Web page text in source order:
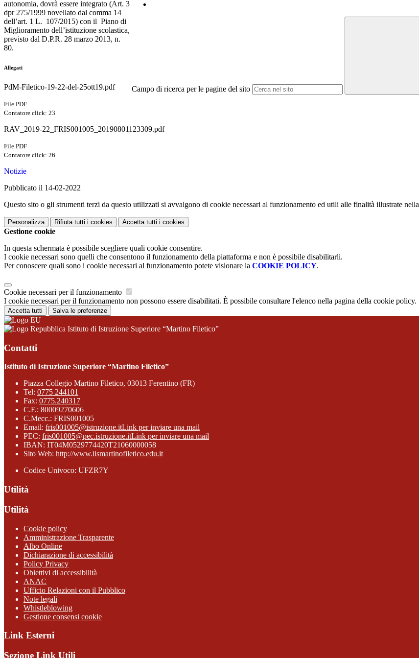
Campo di ricerca per le pagine del sito
autonomia, dovrà essere integrato (Art. 3
dpr 275/1999 novellato dal comma 14
dell’art. 1 L. 107/2015) con il Piano di
Miglioramento dell’istituzione scolastica,
previsto dal D.P.R. 28 marzo 2013, n.
80.
Allegati
PdM-Filetico-19-22-del-25ott19.pdf
File PDF
Contatore click: 23
RAV_2019-22_FRIS001005_20190801123309.pdf
File PDF
Contatore click: 26
Notizie
Pubblicato il 14-02-2022
Questo sito o gli strumenti terzi da questo utilizzati si avvalgono di cookie necessari al funzionamento ed utili alle finalità illustrate nella
Personalizza Rifiuta tutti i cookies Accetta tutti i cookies
Gestione cookie
In questa schermata è possibile scegliere quali cookie consentire.
I cookie necessari sono quelli che consentono il funzionamento della piattaforma e non è possibile disabilitarli.
Per conoscere quali sono i cookie necessari al funzionamento potete visionare la COOKIE POLICY.
Cookie necessari per il funzionamento
I cookie necessari per il funzionamento non possono essere disabilitati. È possibile consultare l'elenco nella pagina della cookie policy.
Accetta tutti Salva le preferenze
Istituto di Istruzione Superiore “Martino Filetico”
Contatti
Istituto di Istruzione Superiore “Martino Filetico”
Piazza Collegio Martino Filetico, 03013 Ferentino (FR)
Tel: 0775 244101
Fax: 0775.240317
C.F.: 80009270606
C.Mecc.: FRIS001005
Email: fris001005@istruzione.itLink per inviare una mail
PEC: fris001005@pec.istruzione.itLink per inviare una mail
IBAN: IT04M0529774420T21060000058
Sito Web: http://www.iismartinofiletico.edu.it
Codice Univoco: UFZR7Y
Utilità
Utilità
Cookie policy
Amministrazione Trasparente
Albo Online
Dichiarazione di accessibilità
Policy Privacy
Obiettivi di accessibilità
ANAC
Ufficio Relazioni con il Pubblico
Note legali
Whistleblowing
Gestione consensi cookie
Link Esterni
Sezione Link Utili